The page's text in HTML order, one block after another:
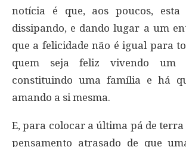
notícia é que, aos poucos, esta
dissipando, e dando lugar a um
que a felicidade não é igual para
quem seja feliz vivendo um
constituindo uma família e há
amando a si mesma.
E, para colocar a última pá de terra
pensamento atrasado de que